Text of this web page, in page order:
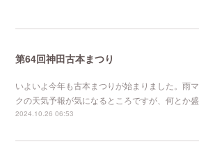
第64回神田古本まつり
いよいよ今年も古本まつりが始まりました。雨
クの天気予報が気になるところですが、何とか盛
2024.10.26 06:53